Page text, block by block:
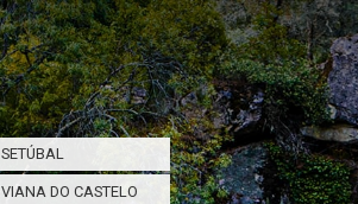
SETÚBAL
VIANA DO CASTELO